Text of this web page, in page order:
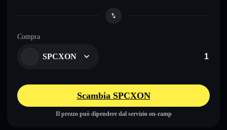
Compra
SPCXON
Scambia SPCXON
Il prezzo può dipendere dal servizio on-ramp